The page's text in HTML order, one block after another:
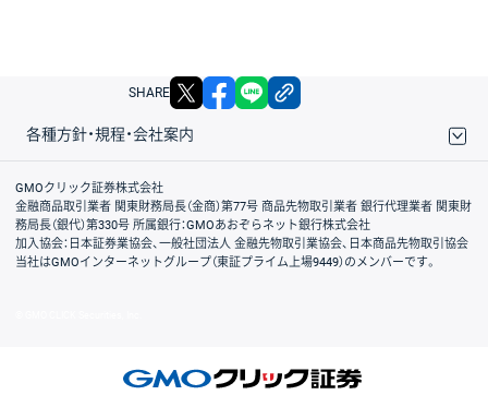
SHARE X facebook
各種方針・規程・会社案内
取引規程・約款
サイトマップ
その他のご案内
個人情報保護方針
最良執行方針
サイトのご利用について
ディスクレイマー
信託保全
リスク説明
会社案内
GMOクリック証券株式会社
金融商品取引業者 関東財務局長（金商）第77号 商品先物取引業者 銀行代理業者 関東財
務局長（銀代）第330号 所属銀行：GMOあおぞらネット銀行株式会社
加入協会：日本証券業協会、一般社団法人 金融先物取引業協会、日本商品先物取引協会
当社はGMOインターネットグループ（東証プライム上場9449）のメンバーです。